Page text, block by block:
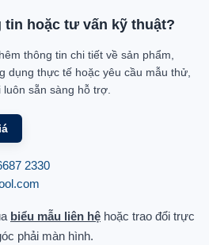
tin hoặc tư vấn kỹ thuật?
thông tin chi tiết về sản phẩm,
dụng thực tế hoặc yêu cầu mẫu thử,
sẵn sàng hỗ trợ.
2330
biểu mẫu liên hệ hoặc trao đổi trực
phải màn hình.